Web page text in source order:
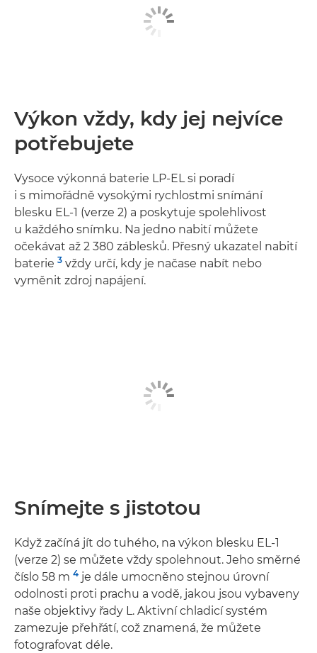
Výkon vždy, kdy jej nejvíce
potřebujete
Vysoce výkonná baterie LP-EL si poradí
i s mimořádně vysokými rychlostmi snímání
blesku EL-1 (verze 2) a poskytuje spolehlivost
u každého snímku. Na jedno nabití můžete
očekávat až 2 380 záblesků. Přesný ukazatel nabití
baterie 3 vždy určí, kdy je načase nabít nebo
vyměnit zdroj napájení.
Snímejte s jistotou
Když začíná jít do tuhého, na výkon blesku EL-1
(verze 2) se můžete vždy spolehnout. Jeho směrné
číslo 58 m 4 je dále umocněno stejnou úrovní
odolnosti proti prachu a vodě, jakou jsou vybaveny
naše objektivy řady L. Aktivní chladicí systém
zamezuje přehřátí, což znamená, že můžete
fotografovat déle.